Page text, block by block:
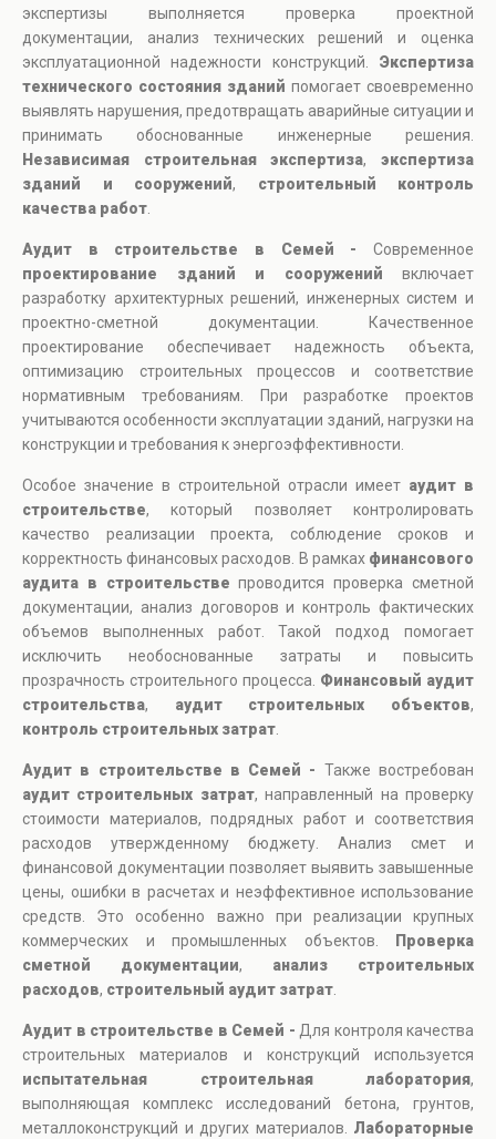
экспертизы выполняется проверка проектной
документации, анализ технических решений и оценка
эксплуатационной надежности конструкций. Экспертиза
технического состояния зданий помогает своевременно
выявлять нарушения, предотвращать аварийные ситуации и
принимать обоснованные инженерные решения.
Независимая строительная экспертиза,экспертиза
зданий и сооружений, строительный контроль
качества работ
Аудит в строительстве в Семей - Современное
проектирование зданий и сооружений включает
разработку архитектурных решений, инженерных систем и
проектно-сметной документации. Качественное
проектирование обеспечивает надежность объекта,
оптимизацию строительных процессов и соответствие
нормативным требованиям. При разработке проектов
учитываются особенности эксплуатации зданий, нагрузки на
конструкции и требования к энергоэффективности.
Особое значение в строительной отрасли имеет аудит в
строительстве, который позволяет контролировать
качество реализации проекта, соблюдение сроков и
корректность финансовых расходов. В рамках финансового
аудита в строительстве проводится проверка сметной
документации, анализ договоров и контроль фактических
объемов выполненных работ. Такой подход помогает
исключить необоснованные затраты и повысить
прозрачность строительного процесса. Финансовый аудит
строительства, аудит строительных объектов,
контроль строительных затрат
Аудит в строительстве в Семей - Также востребован
аудит строительных затрат, направленный на проверку
стоимости материалов, подрядных работ и соответствия
расходов утвержденному бюджету. Анализ смет и
финансовой документации позволяет выявить завышенные
цены, ошибки в расчетах и неэффективное использование
средств. Это особенно важно при реализации крупных
коммерческих и промышленных объектов.
Проверка
сметной документации, анализ строительных
расходов, строительный аудит затрат
Аудит в строительстве в Семей - Для контроля качества
строительных материалов и конструкций используется
испытательная строительная лаборатория,
выполняющая комплекс исследований бетона, грунтов,
металлоконструкций и других материалов. Лабораторные